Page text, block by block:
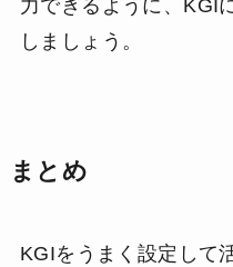
力できるように、KGI
しましょう。
まとめ
KGIをうまく設定して